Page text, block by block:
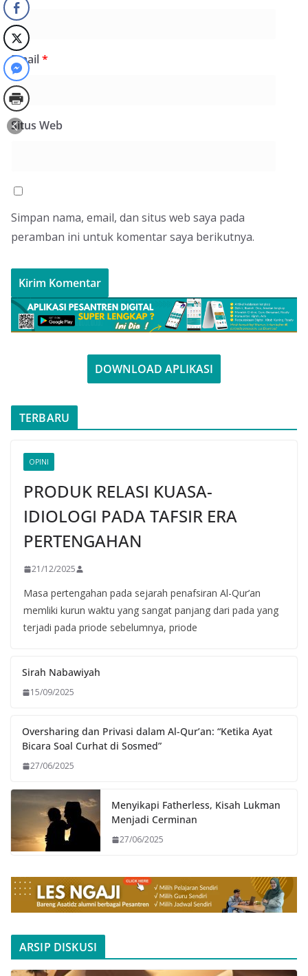
Email*
Situs Web
Simpan nama, email, dan situs web saya pada
peramban ini untuk komentar saya berikutnya.
DOWNLOAD APLIKASI
TERBARU
OPINI
PRODUK RELASI KUASA-
IDIOLOGI PADA TAFSIR ERA
PERTENGAHAN
21/12/2025
Masa pertengahan pada sejarah penafsiran Al-Qur’an
memliki kurun waktu yang sangat panjang dari pada yang
terjadi pada priode sebelumnya, priode
Sirah Nabawiyah
15/09/2025
Oversharing dan Privasi dalam Al-Qur’an: “Ketika Ayat
Bicara Soal Curhat di Sosmed”
27/06/2025
Menyikapi Fatherless, Kisah Lukman
Menjadi Cerminan
27/06/2025
ARSIP DISKUSI